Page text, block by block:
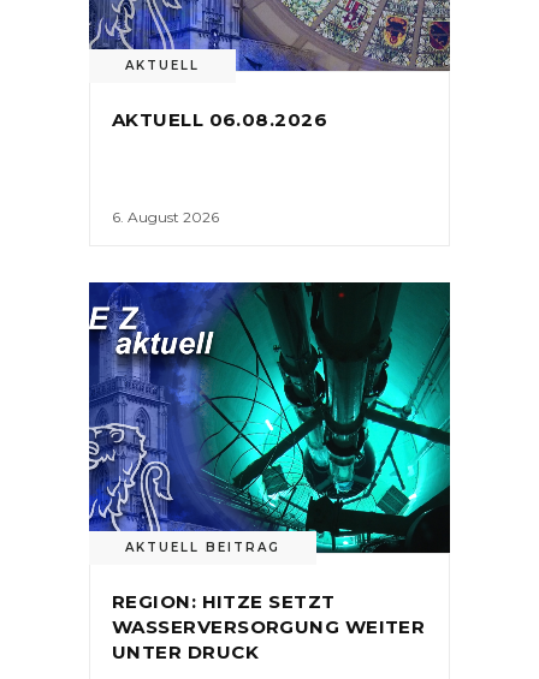
AKTUELL
AKTUELL 06.08.2026
6. August 2026
AKTUELL BEITRAG
REGION: HITZE SETZT
WASSERVERSORGUNG WEITER
UNTER DRUCK